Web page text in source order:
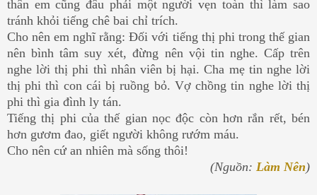
thân em cũng đâu phải một người vẹn toàn thì làm sao
tránh khỏi tiếng chê bai chỉ trích.
Cho nên em nghĩ rằng: Đối với tiếng thị phi trong thế gian
nên bình tâm suy xét, đừng nên vội tin nghe. Cấp trên
nghe lời thị phi thì nhân viên bị hại. Cha mẹ tin nghe lời
thị phi thì con cái bị ruồng bỏ. Vợ chồng tin nghe lời thị
phi thì gia đình ly tán.
Tiếng thị phi của thế gian nọc độc còn hơn rắn rết, bén
hơn gươm đao, giết người không rướm máu.
Cho nên cứ an nhiên mà sống thôi!
(Nguồn: Làm Nên)